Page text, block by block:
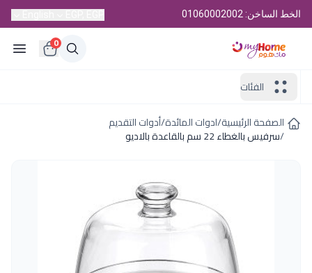
الخط الساخن: 01060002002
0
الفئات
الصفحة الرئيسية/ادوات المائدة/أدوات التقديم
/سرفيس بالغطاء 22 سم بالقاعدة بالاديو